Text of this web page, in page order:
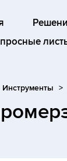
Инструменты